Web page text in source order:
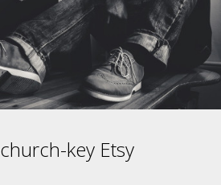
key Etsy